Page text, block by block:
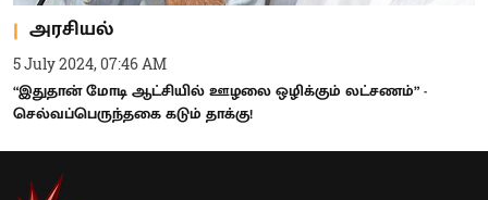
அரசியல்
5 July 2024, 07:46 AM
“இதுதான் மோடி ஆட்சியில் ஊழலை ஒழிக்கும் லட்சணம்” -
செல்வப்பெருந்தகை கடும் தாக்கு!